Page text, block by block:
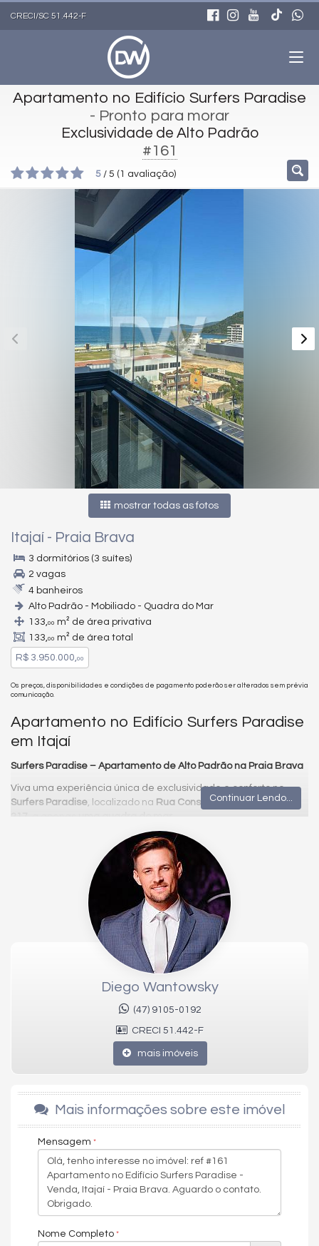
CRECI/SC 51.442-F
Apartamento no Edifício Surfers Paradise
- Pronto para morar
Exclusividade de Alto Padrão
#161
5 / 5 ( 1 avaliação)
mostrar todas as fotos
Itajaí - Praia Brava
3 dormitórios (3 suítes)
2 vagas
4 banheiros
Alto Padrão - Mobiliado - Quadra do Mar
133,00 m² de área privativa
133,00 m² de área total
R$ 3.950.000,00
Os preços, disponibilidades e condições de pagamento poderão ser alterados sem prévia
comunicação.
Apartamento no Edifício Surfers Paradise
em Itajaí
Surfers Paradise – Apartamento de Alto Padrão na Praia Brava
Viva uma experiência única de exclusividade e conforto no
Surfers Paradise, localizado na Rua Conselheiro Júlio Kumm,
217
uma quadra do mar
, este apartamento mobiliado
combina elegância moderna e funcionalidade, perfeito para
quem busca um estilo de vida sofisticado junto à natureza.
• 133 ㎡ privativos
• 3 suítes (uma transformada em closet e escritório)
• 2 vagas de garagem
Design contemporâneo, acabamentos de alto padrão e uma
localização privilegiada fazem deste imóvel uma verdadeira
Para uma visita, agende com o
Características do Imóvel
Ar Condicionado
Churrasqueira
Internet / WiFi
Piso Porcelanato
Piso Vinílico
Vista Livre
Decorado
Acabamento em Gesso
Móveis Planejados
Home Office
Continuar Lendo...
Diego Wantowsky
(47) 9105-0192
CRECI 51.442-F
mais imóveis
Mais informações sobre este imóvel
Mensagem
Nome Completo